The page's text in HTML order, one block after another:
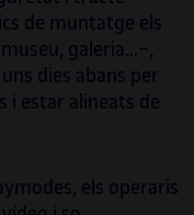
de muntatge els
galeria…−,
dies abans per
i estar alineats de
els operaris